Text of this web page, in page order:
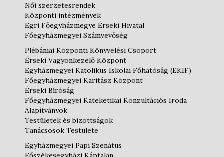
Női szerzetesrendek
Központi intézmények
Egri Főegyházmegye Érseki Hivatal
Főegyházmegyei Számvevőség
Plébániai Központi Könyvelési Csoport
Érseki Vagyonkezelő Központ
Egyházmegyei Katolikus Iskolai Főhatóság (EKIF)
Főegyházmegyei Karitász Központ
Érseki Bíróság
Főegyházmegyei Kateketikai Konzultációs Iroda
Alapítványok
Testületek és bizottságok
Tanácsosok Testülete
Egyházmegyei Papi Szenátus